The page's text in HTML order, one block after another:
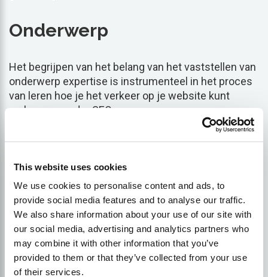
This website uses cookies
We use cookies to personalise content and ads, to
provide social media features and to analyse our traffic.
We also share information about your use of our site with
our social media, advertising and analytics partners who
may combine it with other information that you’ve
provided to them or that they’ve collected from your use
of their services.
Onderwerp
Het begrijpen van het belang van het vaststellen van
onderwerp expertise is instrumenteel in het proces
van leren hoe je het verkeer op je website kunt
verhogen zonder SEO.
Als maker van inhoud kan het aantonen van
vakgebied leiden tot een aanzienlijke toename van
het verkeer op je site. Deze tactiek draait om het
vergroten van de geloofwaardigheid en de door
gebruikers gepercipieerde waarde zonder volledig
afhankelijk te zijn van SEO-technieken.
Dit is waarom je zou moeten overwegen om